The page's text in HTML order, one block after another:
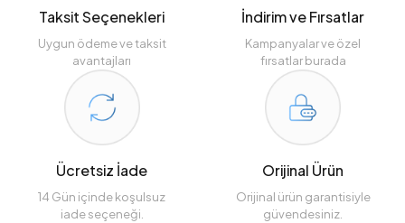
Taksit Seçenekleri
Uygun ödeme ve taksit
avantajları
İndirim ve Fırsatlar
Kampanyalar ve özel
fırsatlar burada
Ücretsiz İade
14 Gün içinde koşulsuz
iade seçeneği.
Orijinal Ürün
Orijinal ürün garantisiyle
güvendesiniz.